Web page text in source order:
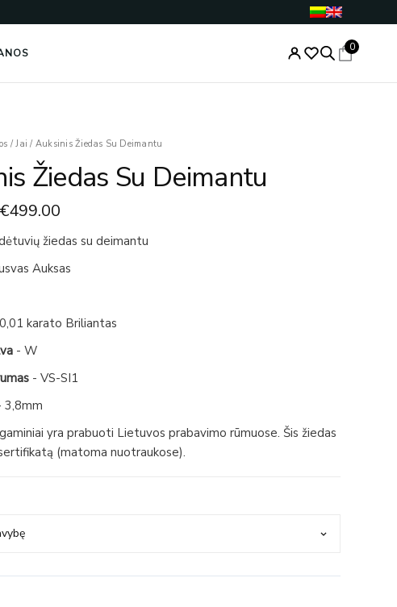
0
/ Jai /Auksinis Žiedas Su Deimantu
Žiedas Su Deimantu
€499.00
Current
is:
žiedas su deimantu
Auksas
karato Briliantas
- W
- VS-SI1
yra prabuoti Lietuvos prabavimo rūmuose. Šis žiedas
(matoma nuotraukose).